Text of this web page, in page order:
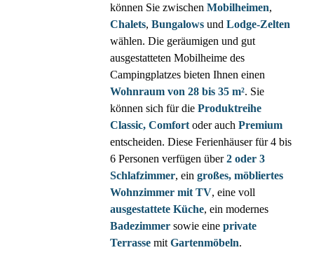
können Sie zwischen Mobilheimen,
Chalets, Bungalows und Lodge-Zelten
wählen. Die geräumigen und gut
ausgestatteten Mobilheime des
Campingplatzes bieten Ihnen einen
Wohnraum von 28 bis 35 m². Sie
können sich für die Produktreihe
Classic, Comfort oder auch Premium
entscheiden. Diese Ferienhäuser für 4 bis
6 Personen verfügen über2 oder 3
Schlafzimmer, ein großes, möbliertes
Wohnzimmer mit TV, eine voll
ausgestattete Küche, ein modernes
Badezimmer sowie eine private
Terrassemit Gartenmöbeln.